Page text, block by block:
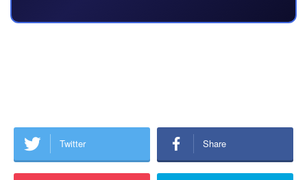
Twitter Share